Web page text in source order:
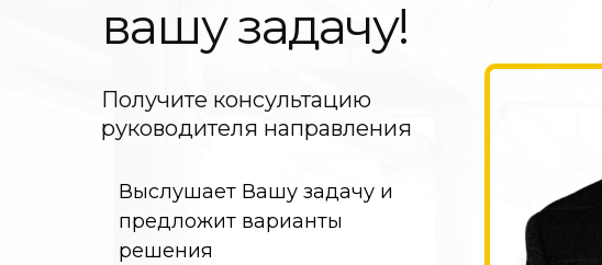
вашу задачу!
Выслушает Вашу задачу и
предложит варианты
решения
Получите консультацию
руководителя направления